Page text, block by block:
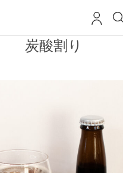
炭酸割り